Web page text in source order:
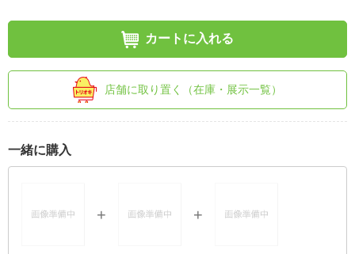
カートに入れる
店舗に取り置く（在庫・展示一覧）
一緒に購入